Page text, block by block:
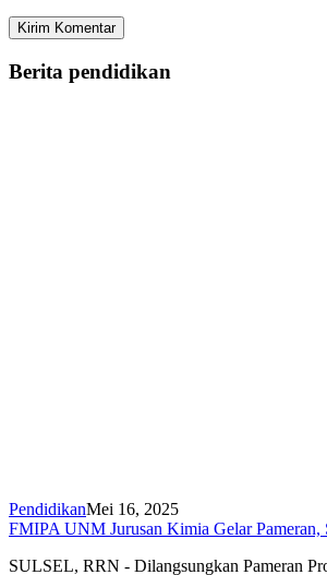
Berita pendidikan
PendidikanMei 16, 2025
FMIPA UNM Jurusan Kimia Gelar Pameran,
SULSEL, RRN - Dilangsungkan Pameran